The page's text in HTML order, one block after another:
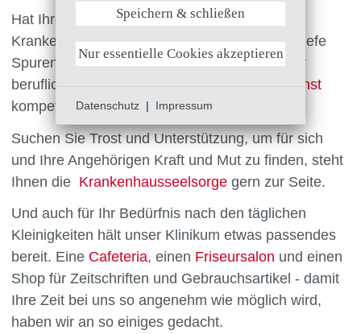
Hat Ihre Erkrankung oder Ihre
Krankenhausaufenthalt bei ihnen besonders tiefe
Spuren hinterlassen, z.B. in Ihrer Familie oder
beruflich, erwarten Sie bei unserem
Sozialdienst
kompetente Ansprechpartner und Beratung.
Suchen Sie Trost und Unterstützung, um für sich
und Ihre Angehörigen Kraft und Mut zu finden, steht
Ihnen die Krankenhausseelsorge gern zur Seite.
Und auch für Ihr Bedürfnis nach den täglichen
Kleinigkeiten hält unser Klinikum etwas passendes
bereit. Eine Cafeteria, einen Friseursalon und einen
Shop für Zeitschriften und Gebrauchsartikel - damit
Ihre Zeit bei uns so angenehm wie möglich wird,
haben wir an so einiges gedacht.
Weitere Informationen anzeigen
Speichern & schließen
Nur essentielle Cookies akzeptieren
Datenschutz | Impressum